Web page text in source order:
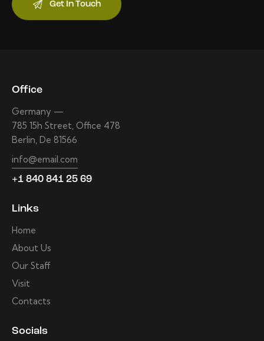
Office
Germany —
785 15h Street, Office 478
Berlin, De 81566
info@email.com
+1 840 841 25 69
Links
Home
About Us
Our Staff
Visit
Contacts
Socials